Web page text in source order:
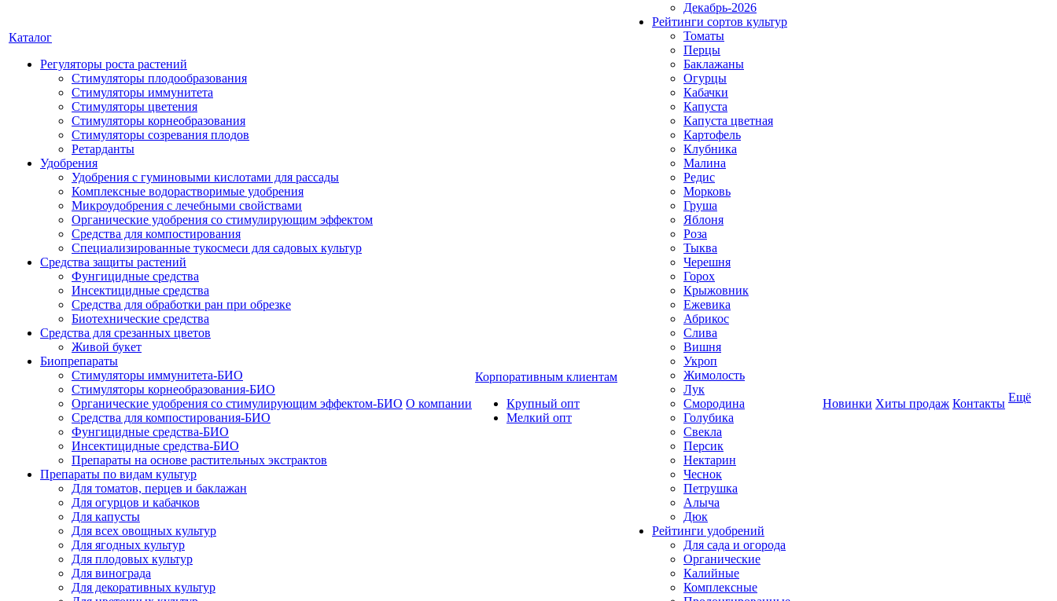
Каталог
Регуляторы роста растений
Стимуляторы плодообразования
Стимуляторы иммунитета
Стимуляторы цветения
Стимуляторы корнеобразования
Стимуляторы созревания плодов
Ретарданты
Удобрения
Удобрения с гуминовыми кислотами для рассады
Комплексные водорастворимые удобрения
Микроудобрения с лечебными свойствами
Органические удобрения со стимулирующим эффектом
Средства для компостирования
Специализированные тукосмеси для садовых культур
Средства защиты растений
Фунгицидные средства
Инсектицидные средства
Средства для обработки ран при обрезке
Биотехнические средства
Средства для срезанных цветов
Живой букет
Биопрепараты
Стимуляторы иммунитета-БИО
Стимуляторы корнеобразования-БИО
Органические удобрения со стимулирующим эффектом-БИО
Средства для компостирования-БИО
Фунгицидные средства-БИО
Инсектицидные средства-БИО
Препараты на основе растительных экстрактов
Препараты по видам культур
Для томатов, перцев и баклажан
Для огурцов и кабачков
Для капусты
Для всех овощных культур
Для ягодных культур
Для плодовых культур
Для винограда
Для декоративных культур
О компании
Корпоративным клиентам
Крупный опт
Мелкий опт
Декабрь-2026
Рейтинги сортов культур
Томаты
Перцы
Баклажаны
Огурцы
Кабачки
Капуста
Капуста цветная
Картофель
Клубника
Малина
Редис
Морковь
Груша
Яблоня
Роза
Тыква
Черешня
Горох
Крыжовник
Ежевика
Абрикос
Слива
Вишня
Укроп
Жимолость
Лук
Смородина
Голубика
Свекла
Персик
Нектарин
Чеснок
Петрушка
Алыча
Дюк
Рейтинги удобрений
Для сада и огорода
Органические
Калийные
Комплексные
Новинки Хиты продаж Контакты Ещё